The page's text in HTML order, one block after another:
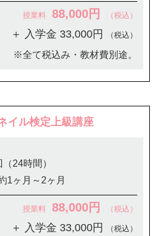
授業料 88,000円 （税込）
＋ 入学金 33,000円 （税込）
※全て税込み・教材費別途。
イル検定上級講座
24時間）
1ヶ月～2ヶ月
授業料 88,000円 （税込）
＋ 入学金 33,000円 （税込）